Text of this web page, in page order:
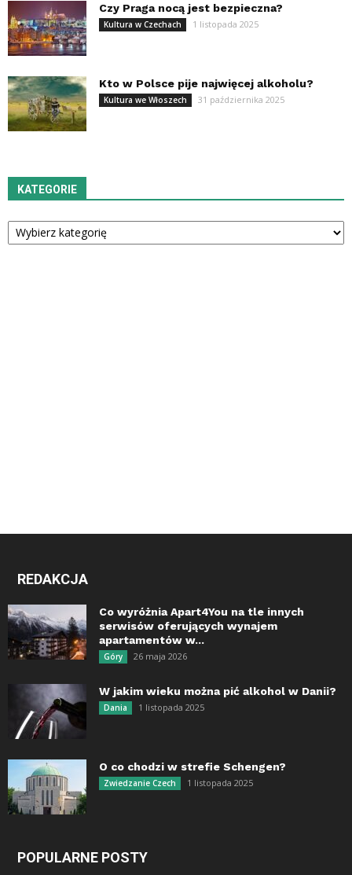
Czy Praga nocą jest bezpieczna?
Kultura w Czechach 1 listopada 2025
Kto w Polsce pije najwięcej alkoholu?
Kultura we Włoszech 31 października 2025
KATEGORIE
Kategorie
REDAKCJA
Co wyróżnia Apart4You na tle innych
serwisów oferujących wynajem
apartamentów w...
Góry 26 maja 2026
W jakim wieku można pić alkohol w Danii?
Dania 1 listopada 2025
O co chodzi w strefie Schengen?
Zwiedzanie Czech 1 listopada 2025
POPULARNE POSTY